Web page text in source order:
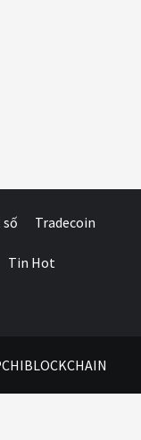
Tradecoin
Tin Hot